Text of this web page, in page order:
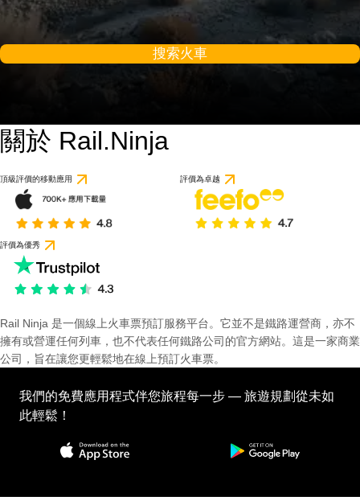
搜索火車
關於 Rail.Ninja
頂級評價的移動應用 評價為卓越
評價為優秀
Rail Ninja 是一個線上火車票預訂服務平台。它並不是鐵路運營商，亦不
擁有或營運任何列車，也不代表任何鐵路公司的官方網站。這是一家商業
公司，旨在讓您更輕鬆地在線上預訂火車票。
我們的免費應用程式伴您旅程每一步 — 旅遊規劃從未如
此輕鬆！